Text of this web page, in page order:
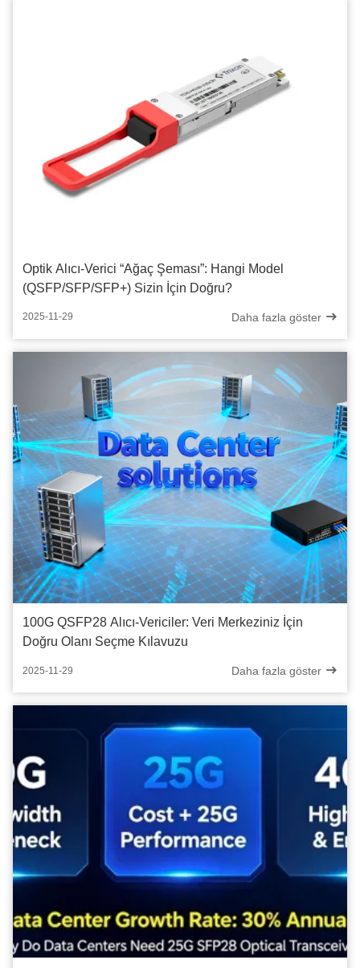
Optik Alıcı-Verici “Ağaç Şeması”: Hangi Model
(QSFP/SFP/SFP+) Sizin İçin Doğru?
2025-11-29 Daha fazla göster
100G QSFP28 Alıcı-Vericiler: Veri Merkeziniz İçin
Doğru Olanı Seçme Kılavuzu
2025-11-29 Daha fazla göster